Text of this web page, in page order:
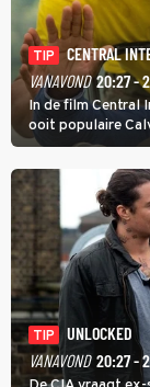
TIP
CENTRAL
VANAVOND 20:27 -
In de film Central
ooit populaire
inmiddels
goed kan
TIP
UNLOCKED
VANAVOND 20:27 -